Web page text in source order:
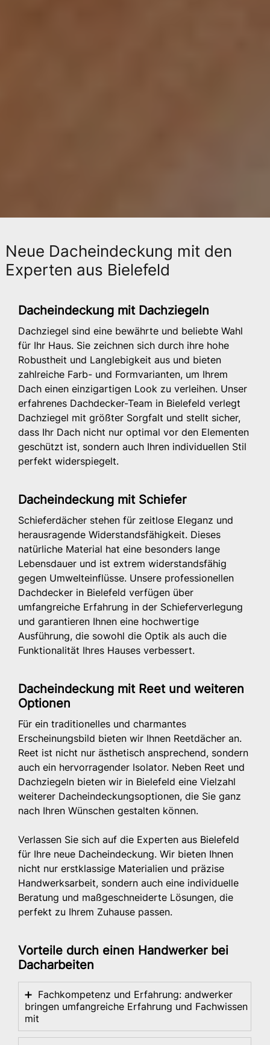
Neue Dacheindeckung mit den
Experten aus Bielefeld
Dacheindeckung mit Dachziegeln
Dachziegel sind eine bewährte und beliebte Wahl
für Ihr Haus. Sie zeichnen sich durch ihre hohe
Robustheit und Langlebigkeit aus und bieten
zahlreiche Farb- und Formvarianten, um Ihrem
Dach einen einzigartigen Look zu verleihen. Unser
erfahrenes Dachdecker-Team in Bielefeld verlegt
Dachziegel mit größter Sorgfalt und stellt sicher,
dass Ihr Dach nicht nur optimal vor den Elementen
geschützt ist, sondern auch Ihren individuellen Stil
perfekt widerspiegelt.
Dacheindeckung mit Schiefer
Schieferdächer stehen für zeitlose Eleganz und
herausragende Widerstandsfähigkeit. Dieses
natürliche Material hat eine besonders lange
Lebensdauer und ist extrem widerstandsfähig
gegen Umwelteinflüsse. Unsere professionellen
Dachdecker in Bielefeld verfügen über
umfangreiche Erfahrung in der Schieferverlegung
und garantieren Ihnen eine hochwertige
Ausführung, die sowohl die Optik als auch die
Funktionalität Ihres Hauses verbessert.
Dacheindeckung mit Reet und weiteren
Optionen
Für ein traditionelles und charmantes
Erscheinungsbild bieten wir Ihnen Reetdächer an.
Reet ist nicht nur ästhetisch ansprechend, sondern
auch ein hervorragender Isolator. Neben Reet und
Dachziegeln bieten wir in Bielefeld eine Vielzahl
weiterer Dacheindeckungsoptionen, die Sie ganz
nach Ihren Wünschen gestalten können.
Verlassen Sie sich auf die Experten aus Bielefeld
für Ihre neue Dacheindeckung. Wir bieten Ihnen
nicht nur erstklassige Materialien und präzise
Handwerksarbeit, sondern auch eine individuelle
Beratung und maßgeschneiderte Lösungen, die
perfekt zu Ihrem Zuhause passen.
Vorteile durch einen Handwerker bei
Dacharbeiten
➕ Fachkompetenz und Erfahrung: andwerker
bringen umfangreiche Erfahrung und Fachwissen
mit